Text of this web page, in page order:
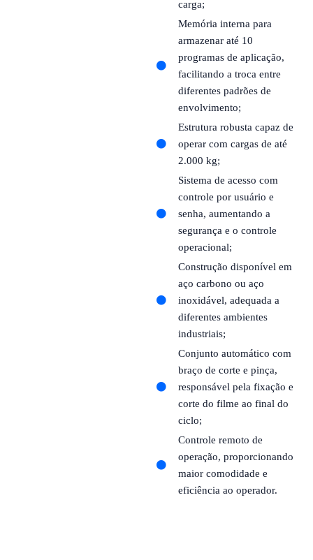
carga;
Memória interna para
armazenar até 10
programas de aplicação,
facilitando a troca entre
diferentes padrões de
envolvimento;
Estrutura robusta capaz de
operar com cargas de até
2.000 kg;
Sistema de acesso com
controle por usuário e
senha, aumentando a
segurança e o controle
operacional;
Construção disponível em
aço carbono ou aço
inoxidável, adequada a
diferentes ambientes
industriais;
Conjunto automático com
braço de corte e pinça,
responsável pela fixação e
corte do filme ao final do
ciclo;
Controle remoto de
operação, proporcionando
maior comodidade e
eficiência ao operador.